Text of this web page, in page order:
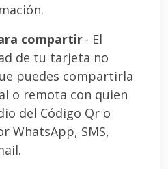
compartir- El
de tu tarjeta no
puedes compartirla
o remota con quien
del Código Qr o
WhatsApp, SMS,